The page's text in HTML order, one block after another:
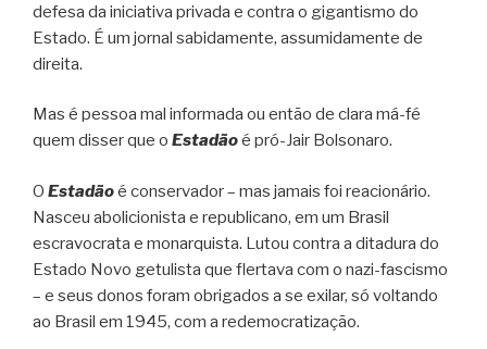
defesa da iniciativa privada e contra o gigantismo do
Estado. É um jornal sabidamente, assumidamente de
direita.
Mas é pessoa mal informada ou então de clara má-fé
quem disser que o Estadãoé pró-Jair Bolsonaro.
O Estadãoé conservador – mas jamais foi reacionário.
Nasceu abolicionista e republicano, em um Brasil
escravocrata e monarquista. Lutou contra a ditadura do
Estado Novo getulista que flertava com o nazi-fascismo
– e seus donos foram obrigados a se exilar, só voltando
ao Brasil em 1945, com a redemocratização.